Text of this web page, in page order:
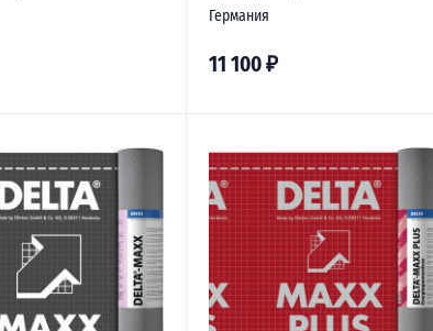
Германия
11 100₽